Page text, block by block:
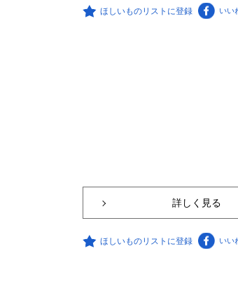
ほしいものリストに登録 いい
詳しく見る
ほしいものリストに登録 いい